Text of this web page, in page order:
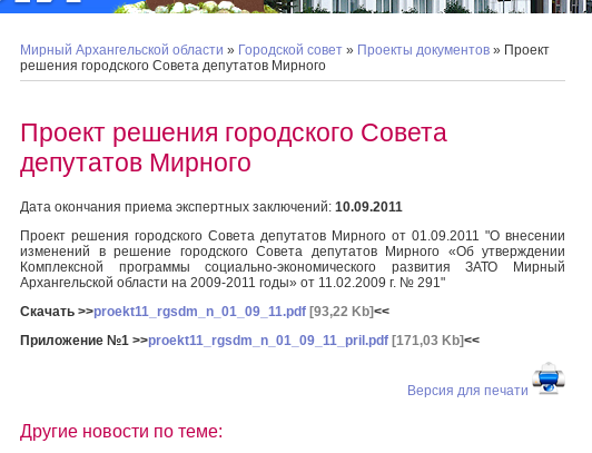
Мирный Архангельской области » Городской совет » Проекты документов » Проект
решения городского Совета депутатов Мирного
Проект решения городского Совета
депутатов Мирного
Дата окончания приема экспертных заключений: 10.09.2011
Проект решения городского Совета депутатов Мирного от 01.09.2011 "О внесении
изменений в решение городского Совета депутатов Мирного «Об утверждении
Комплексной программы социально-экономического развития ЗАТО Мирный
Архангельской области на 2009-2011 годы» от 11.02.2009 г. № 291"
Скачать >>proekt11_rgsdm_n_01_09_11.pdf [93,22 Kb]<<
Приложение №1 >>proekt11_rgsdm_n_01_09_11_pril.pdf [171,03 Kb]<<
Версия для печати
Другие новости по теме: